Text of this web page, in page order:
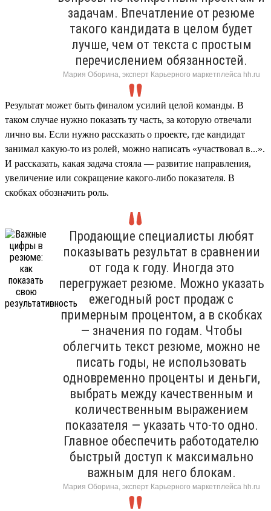
задачам. Впечатление от резюме
такого кандидата в целом будет
лучше, чем от текста с простым
перечислением обязанностей.
Мария Оборина, эксперт Карьерного маркетплейса hh.ru
Результат может быть финалом усилий целой команды. В
таком случае нужно показать ту часть, за которую отвечали
лично вы. Если нужно рассказать о проекте, где кандидат
занимал какую-то из ролей, можно написать «участвовал в...».
И рассказать, какая задача стояла — развитие направления,
увеличение или сокращение какого-либо показателя. В
скобках обозначить роль.
Продающие специалисты любят
показывать результат в сравнении
от года к году. Иногда это
перегружает резюме. Можно указать
ежегодный рост продаж с
примерным процентом, а в скобках
— значения по годам. Чтобы
облегчить текст резюме, можно не
писать годы, не использовать
одновременно проценты и деньги,
выбрать между качественным и
количественным выражением
показателя — указать что-то одно.
Главное обеспечить работодателю
быстрый доступ к максимально
важным для него блокам.
Мария Оборина, эксперт Карьерного маркетплейса hh.ru